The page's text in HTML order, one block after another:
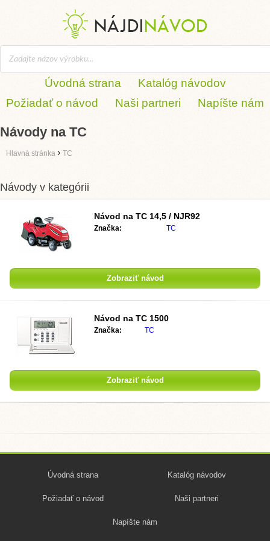
Úvodná strana
Katalóg návodov
Požiadať o návod
Naši partneri Napíšte nám
Návody na TC
Hlavná stránka › TC
Návody v kategórii
Návod na TC 14,5 / NJR92
Značka: TC
Zobraziť návod
Návod na TC 1500
Značka: TC
Zobraziť návod
Úvodná strana Katalóg návodov
Požiadať o návod Naši partneri
Napíšte nám